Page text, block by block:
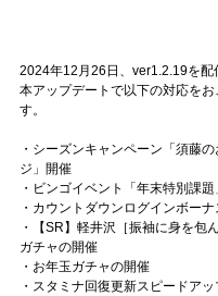
2024年12月26 日、ver1.2.19を配
本アップデートで以下の対応をお
す。
・シーズンキャンペーン「須藤
ジ」開催
・ビンゴイベント「年末特別課
・カウントダウンログインボー
・【SR】軽井沢［振袖に身を包
ガチャの開催
・お年玉ガチャの開催
・スタミナ回復更新スピードア